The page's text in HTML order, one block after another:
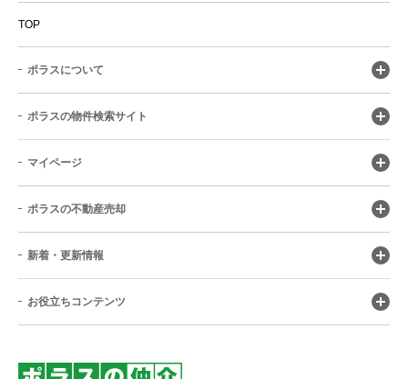
TOP
ポラスについて
ポラスの物件検索サイト
マイページ
ポラスの不動産売却
新着・更新情報
お役立ちコンテンツ